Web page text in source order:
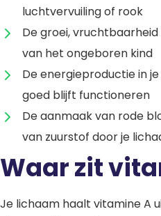
luchtvervuiling of rook
De groei,
van het ongeboren kind
De energieproductie in
goed blijft functioneren
De aanmaak van rode
van zuurstof door je
Waar zit
Je lichaam haalt vitamine A